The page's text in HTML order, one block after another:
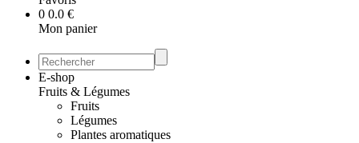
0 0.0 €
Mon panier
E-shop
Fruits & Légumes
Fruits
Légumes
Plantes aromatiques